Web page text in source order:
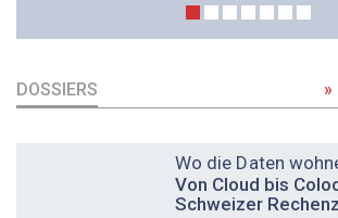
DOSSIERS »
Wo die Daten
Von Cloud bis
Schweizer